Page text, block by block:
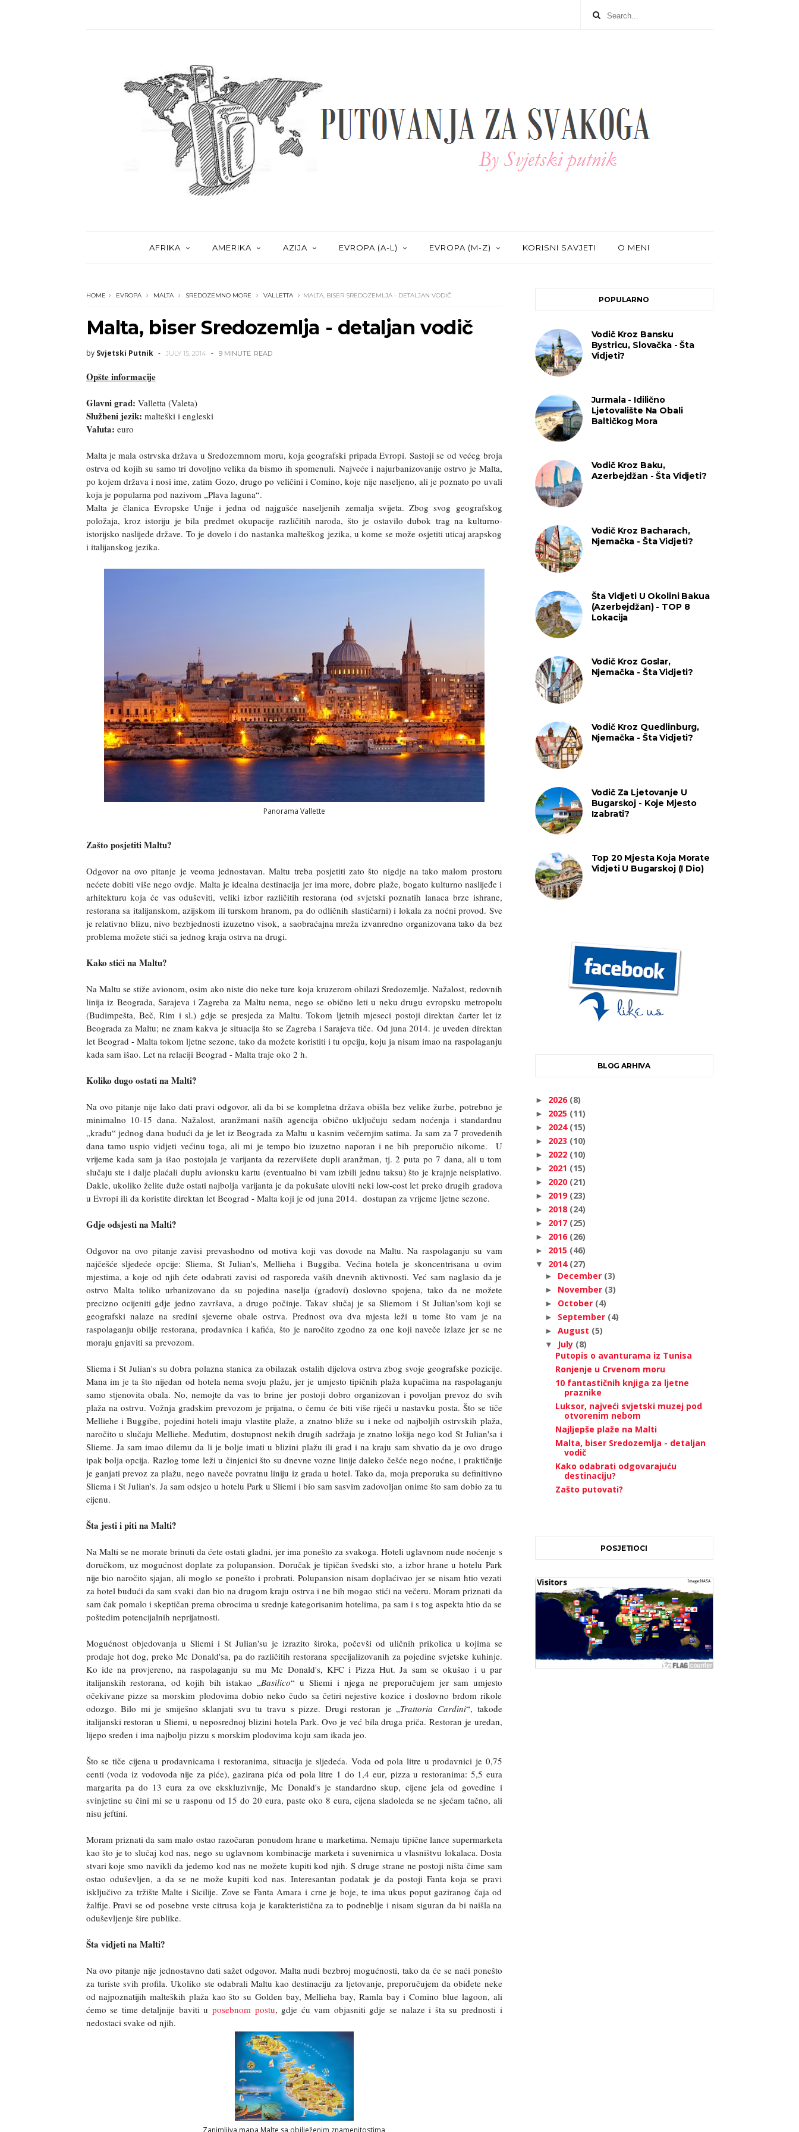
AFRIKA AMERIKA AZIJA EVROPA (A-L) EVROPA (M-Z) KORISNI SAVJETI O MENI
HOME EVROPA MALTA SREDOZEMNO MORE VALLETTA MALTA, BISER SREDOZEMLJA - DETALJAN VODIČ
Malta, biser Sredozemlja - detaljan vodič
by Svjetski Putnik JULY 15, 2014 9 MINUTE READ
Opšte informacije
Glavni grad: Valletta (Valeta)
Službeni jezik: malteški i engleski
Valuta: euro
Malta je mala ostrvska država u Sredozemnom moru, koja geografski pripada Evropi. Sastoji se od većeg broja
ostrva od kojih su samo tri dovoljno velika da bismo ih spomenuli. Najveće i najurbanizovanije ostrvo je Malta,
po kojem država i nosi ime, zatim Gozo, drugo po veličini i Comino, koje nije naseljeno, ali je poznato po uvali
koja je popularna pod nazivom „Plava laguna“.
Malta je članica Evropske Unije i jedna od najgušće naseljenih zemalja svijeta. Zbog svog geografskog
položaja, kroz istoriju je bila predmet okupacije različitih naroda, što je ostavilo dubok trag na kulturno-
istorijsko naslijeđe države. To je dovelo i do nastanka malteškog jezika, u kome se može osjetiti uticaj arapskog
i italijanskog jezika.
Panorama Vallette
Zašto posjetiti Maltu?
Odgovor na ovo pitanje je veoma jednostavan. Maltu treba posjetiti zato što nigdje na tako malom prostoru
nećete dobiti više nego ovdje. Malta je idealna destinacija jer ima more, dobre plaže, bogato kulturno naslijeđe i
arhitekturu koja će vas oduševiti, veliki izbor različitih restorana (od svjetski poznatih lanaca brze ishrane,
restorana sa italijanskom, azijskom ili turskom hranom, pa do odličnih slastičarni) i lokala za noćni provod. Sve
je relativno blizu, nivo bezbjednosti izuzetno visok, a saobraćajna mreža izvanredno organizovana tako da bez
problema možete stići sa jednog kraja ostrva na drugi.
Kako stići na Maltu?
Na Maltu se stiže avionom, osim ako niste dio neke ture koja kruzerom obilazi Sredozemlje. Nažalost, redovnih
linija iz Beograda, Sarajeva i Zagreba za Maltu nema, nego se obično leti u neku drugu evropsku metropolu
(Budimpešta, Beč, Rim i sl.) gdje se presjeda za Maltu. Tokom ljetnih mjeseci postoji direktan čarter let iz
Beograda za Maltu; ne znam kakva je situacija što se Zagreba i Sarajeva tiče. Od juna 2014. je uveden direktan
let Beograd - Malta tokom ljetne sezone, tako da možete koristiti i tu opciju, koju ja nisam imao na raspolaganju
kada sam išao. Let na relaciji Beograd - Malta traje oko 2 h.
Koliko dugo ostati na Malti?
Na ovo pitanje nije lako dati pravi odgovor, ali da bi se kompletna država obišla bez velike žurbe, potrebno je
minimalno 10-15 dana. Nažalost, aranžmani naših agencija obično uključuju sedam noćenja i standardnu
„krađu“ jednog dana budući da je let iz Beograda za Maltu u kasnim večernjim satima. Ja sam za 7 provedenih
dana tamo uspio vidjeti većinu toga, ali mi je tempo bio izuzetno naporan i ne bih preporučio nikome. U
vrijeme kada sam ja išao postojala je varijanta da rezervišete dupli aranžman, tj. 2 puta po 7 dana, ali u tom
slučaju ste i dalje plaćali duplu avionsku kartu (eventualno bi vam izbili jednu taksu) što je krajnje neisplativo.
Dakle, ukoliko želite duže ostati najbolja varijanta je da pokušate uloviti neki low-cost let preko drugih gradova
u Evropi ili da koristite direktan let Beograd - Malta koji je od juna 2014. dostupan za vrijeme ljetne sezone.
Gdje odsjesti na Malti?
Odgovor na ovo pitanje zavisi prevashodno od motiva koji vas dovode na Maltu. Na raspolaganju su vam
najčešće sljedeće opcije: Sliema, St Julian's, Mellieha i Buggiba. Većina hotela je skoncentrisana u ovim
mjestima, a koje od njih ćete odabrati zavisi od rasporeda vaših dnevnih aktivnosti. Već sam naglasio da je
ostrvo Malta toliko urbanizovano da su pojedina naselja (gradovi) doslovno spojena, tako da ne možete
precizno ocijeniti gdje jedno završava, a drugo počinje. Takav slučaj je sa Sliemom i St Julian'som koji se
geografski nalaze na sredini sjeverne obale ostrva. Prednost ova dva mjesta leži u tome što vam je na
raspolaganju obilje restorana, prodavnica i kafića, što je naročito zgodno za one koji naveče izlaze jer se ne
moraju gnjaviti sa prevozom.
Sliema i St Julian's su dobra polazna stanica za obilazak ostalih dijelova ostrva zbog svoje geografske pozicije.
Mana im je ta što nijedan od hotela nema svoju plažu, jer je umjesto tipičnih plaža kupačima na raspolaganju
samo stjenovita obala. No, nemojte da vas to brine jer postoji dobro organizovan i povoljan prevoz do svih
plaža na ostrvu. Vožnja gradskim prevozom je prijatna, o čemu će biti više riječi u nastavku posta. Što se tiče
Melliehe i Buggibe, pojedini hoteli imaju vlastite plaže, a znatno bliže su i neke od najboljih ostrvskih plaža,
naročito u slučaju Melliehe. Međutim, dostupnost nekih drugih sadržaja je znatno lošija nego kod St Julian'sa i
Slieme. Ja sam imao dilemu da li je bolje imati u blizini plažu ili grad i na kraju sam shvatio da je ovo drugo
ipak bolja opcija. Razlog tome leži u činjenici što su dnevne vozne linije daleko češće nego noćne, i praktičnije
je ganjati prevoz za plažu, nego naveče povratnu liniju iz grada u hotel. Tako da, moja preporuka su definitivno
Sliema i St Julian's. Ja sam odsjeo u hotelu Park u Sliemi i bio sam sasvim zadovoljan onime što sam dobio za tu
cijenu.
Šta jesti i piti na Malti?
Na Malti se ne morate brinuti da ćete ostati gladni, jer ima ponešto za svakoga. Hoteli uglavnom nude noćenje s
doručkom, uz mogućnost doplate za polupansion. Doručak je tipičan švedski sto, a izbor hrane u hotelu Park
nije bio naročito sjajan, ali moglo se ponešto i probrati. Polupansion nisam doplaćivao jer se nisam htio vezati
za hotel budući da sam svaki dan bio na drugom kraju ostrva i ne bih mogao stići na večeru. Moram priznati da
sam čak pomalo i skeptičan prema obrocima u srednje kategorisanim hotelima, pa sam i s tog aspekta htio da se
poštedim potencijalnih neprijatnosti.
Mogućnost objedovanja u Sliemi i St Julian'su je izrazito široka, počevši od uličnih prikolica u kojima se
prodaje hot dog, preko Mc Donald'sa, pa do različitih restorana specijalizovanih za pojedine svjetske kuhinje.
Ko ide na provjereno, na raspolaganju su mu Mc Donald's, KFC i Pizza Hut. Ja sam se okušao i u par
italijanskih restorana, od kojih bih istakao „Basilico“ u Sliemi i njega ne preporučujem jer sam umjesto
očekivane pizze sa morskim plodovima dobio neko čudo sa četiri nejestive kozice i doslovno brdom rikole
odozgo. Bilo mi je smiješno sklanjati svu tu travu s pizze. Drugi restoran je „Trattoria Cardini“, takođe
italijanski restoran u Sliemi, u neposrednoj blizini hotela Park. Ovo je već bila druga priča. Restoran je uredan,
lijepo sređen i ima najbolju pizzu s morskim plodovima koju sam ikada jeo.
Što se tiče cijena u prodavnicama i restoranima, situacija je sljedeća. Voda od pola litre u prodavnici je0,75
centi (voda iz vodovoda nije za piće), gazirana pića od pola litre 1 do 1,4eur, pizza u restoranima: 5,5 eura
margarita pa do 13eura za ove ekskluzivnije,Mc Donald's je standardno skup, cijene jela od govedine i
svinjetine su čini mi se u rasponu od 15 do 20eura, paste oko 8 eura,cijena sladoleda se ne sjećam tačno, ali
nisu jeftini.
Moram priznati da sam malo ostao razočaran ponudom hrane u marketima. Nemaju tipične lance supermarketa
kao što je to slučaj kod nas, nego su uglavnom kombinacije marketa i suvenirnica u vlasništvu lokalaca. Dosta
stvari koje smo navikli da jedemo kod nas ne možete kupiti kod njih. S druge strane ne postoji ništa čime sam
ostao oduševljen, a da se ne može kupiti kod nas. Interesantan podatak je da postoji Fanta koja se pravi
isključivo za tržište Malte i Sicilije. Zove se Fanta Amara i crne je boje, te ima ukus poput gaziranog čaja od
žalfije. Pravi se od posebne vrste citrusa koja je karakteristična za to podneblje i nisam siguran da bi naišla na
oduševljenje šire publike.
Šta vidjeti na Malti?
Na ovo pitanje nije jednostavno dati sažet odgovor. Malta nudi bezbroj mogućnosti, tako da će se naći ponešto
za turiste svih profila. Ukoliko ste odabrali Maltu kao destinaciju za ljetovanje, preporučujem da obiđete neke
od najpoznatijih malteških plaža kao što su Golden bay, Mellieha bay, Ramla bay i Comino blue lagoon, ali
ćemo se time detaljnije baviti u posebnom postu, gdje ću vam objasniti gdje se nalaze i šta su prednosti i
nedostaci svake od njih.
Zanimljiva mapa Malte sa obilježenim znamenitostima
POPULARNO
Vodič Kroz Bansku
Bystricu, Slovačka - Šta
Vidjeti?
Jurmala - Idilično
Ljetovalište Na Obali
Baltičkog Mora
Vodič Kroz Baku,
Azerbejdžan - Šta Vidjeti?
Vodič Kroz Bacharach,
Njemačka - Šta Vidjeti?
Šta Vidjeti U Okolini Bakua
(Azerbejdžan) - TOP 8
Lokacija
Vodič Kroz Goslar,
Njemačka - Šta Vidjeti?
Vodič Kroz Quedlinburg,
Njemačka - Šta Vidjeti?
Vodič Za Ljetovanje U
Bugarskoj - Koje Mjesto
Izabrati?
Top 20 Mjesta Koja Morate
Vidjeti U Bugarskoj (I Dio)
BLOG ARHIVA
► 2026 (8)
► 2025 (11)
► 2024 (15)
► 2023 (10)
► 2022 (10)
► 2021 (15)
► 2020 (21)
► 2019 (23)
► 2018 (24)
► 2017 (25)
► 2016 (26)
► 2015 (46)
▼ 2014 (27)
► December (3)
► November (3)
► October (4)
► September (4)
►August (5)
▼ July (8)
Putopis o avanturama iz Tunisa
Ronjenje u Crvenom moru
10 fantastičnih knjiga za ljetne
praznike
Luksor, najveći svjetski muzej pod
otvorenim nebom
Najljepše plaže na Malti
Malta, biser Sredozemlja - detaljan
vodič
Kako odabrati odgovarajuću
destinaciju?
Zašto putovati?
POSJETIOCI